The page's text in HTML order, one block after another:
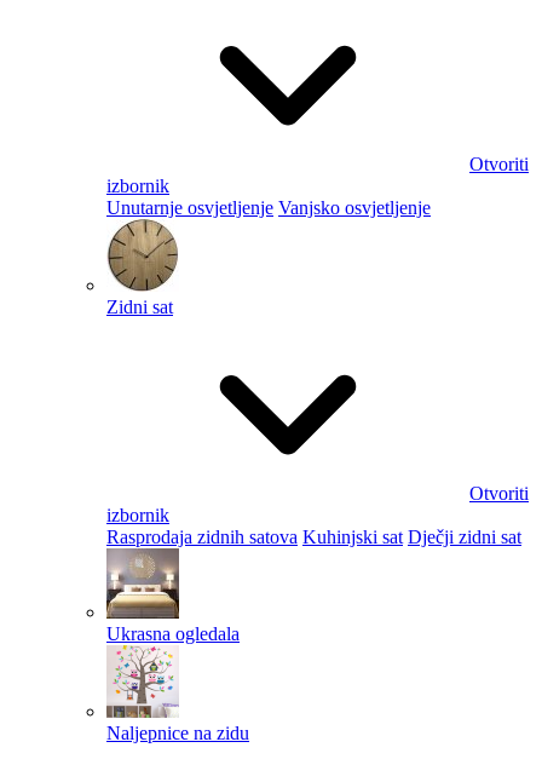
Otvoriti
izbornik
Unutarnje osvjetljenje Vanjsko osvjetljenje
Zidni sat
Otvoriti
izbornik
Rasprodaja zidnih satova Kuhinjski sat Dječji zidni sat
Ukrasna ogledala
Naljepnice na zidu